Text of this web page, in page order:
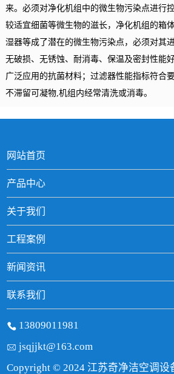
来。必须对净化机组中的微生物污染点进行
较适宜细菌等微生物的滋长，净化机组的箱
湿器等成了潜在的微生物污染点，必须对其
无破损、无锈蚀、耐消毒、保温及密封性能
广泛应用的抗菌材料；过滤器性能指标符合
不滞留可凝物,机组内经常清洗或消毒。
网站首页
产品中心
关于我们
工程案例
新闻资讯
联系我们
13809011981
jsqjjkt@163.com
Copyright © 2024 江苏奇净洁空调设